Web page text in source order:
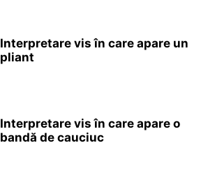
Interpretare vis în care apare un
pliant
Interpretare vis în care apare o
bandă de cauciuc